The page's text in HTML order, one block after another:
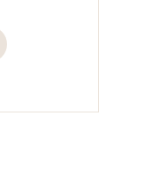
stål og
– uden at
det nemt at